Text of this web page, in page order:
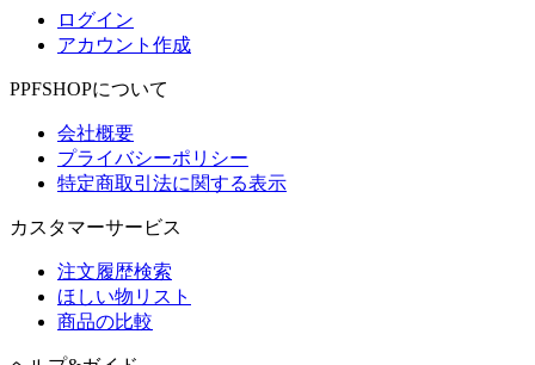
ログイン
アカウント作成
PPFSHOPについて
会社概要
プライバシーポリシー
特定商取引法に関する表示
カスタマーサービス
注文履歴検索
ほしい物リスト
商品の比較